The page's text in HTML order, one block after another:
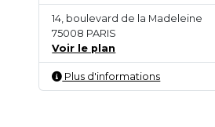
14, boulevard de la Madeleine
75008 PARIS
Voir le plan
Plus d'informations